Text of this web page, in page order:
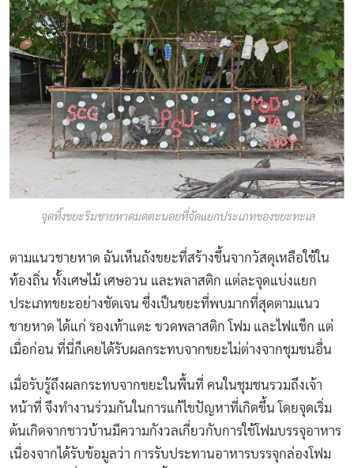
จุดทิ้งขยะริมชายหาดมดตะนอยที่จัดแยกประเภทของขยะทะเล
ตามแนวชายหาด ฉันเห็นถังขยะที่สร้างขึ้นจากวัสดุเหลือใช้ใน
ท้องถิ่น ทั้งเศษไม้ เศษอวน และพลาสติก แต่ละจุดแบ่งแยก
ประเภทขยะอย่างชัดเจน ซึ่งเป็นขยะที่พบมากที่สุดตามแนว
ชายหาด ได้แก่ รองเท้าแตะ ขวดพลาสติก โฟม และไฟแช็ก แต่
เมื่อก่อน ที่นี่ก็เคยได้รับผลกระทบจากขยะไม่ต่างจากชุมชนอื่น
เมื่อรับรู้ถึงผลกระทบจากขยะในพื้นที่ คนในชุมชนรวมถึงเจ้า
หน้าที่ จึงทำงานร่วมกันในการแก้ไขปัญหาที่เกิดขึ้น โดยจุดเริ่ม
ต้นเกิดจากชาวบ้านมีความกังวลเกี่ยวกับการใช้โฟมบรรจุอาหาร
เนื่องจากได้รับข้อมูลว่า การรับประทานอาหารบรรจุกล่องโฟม